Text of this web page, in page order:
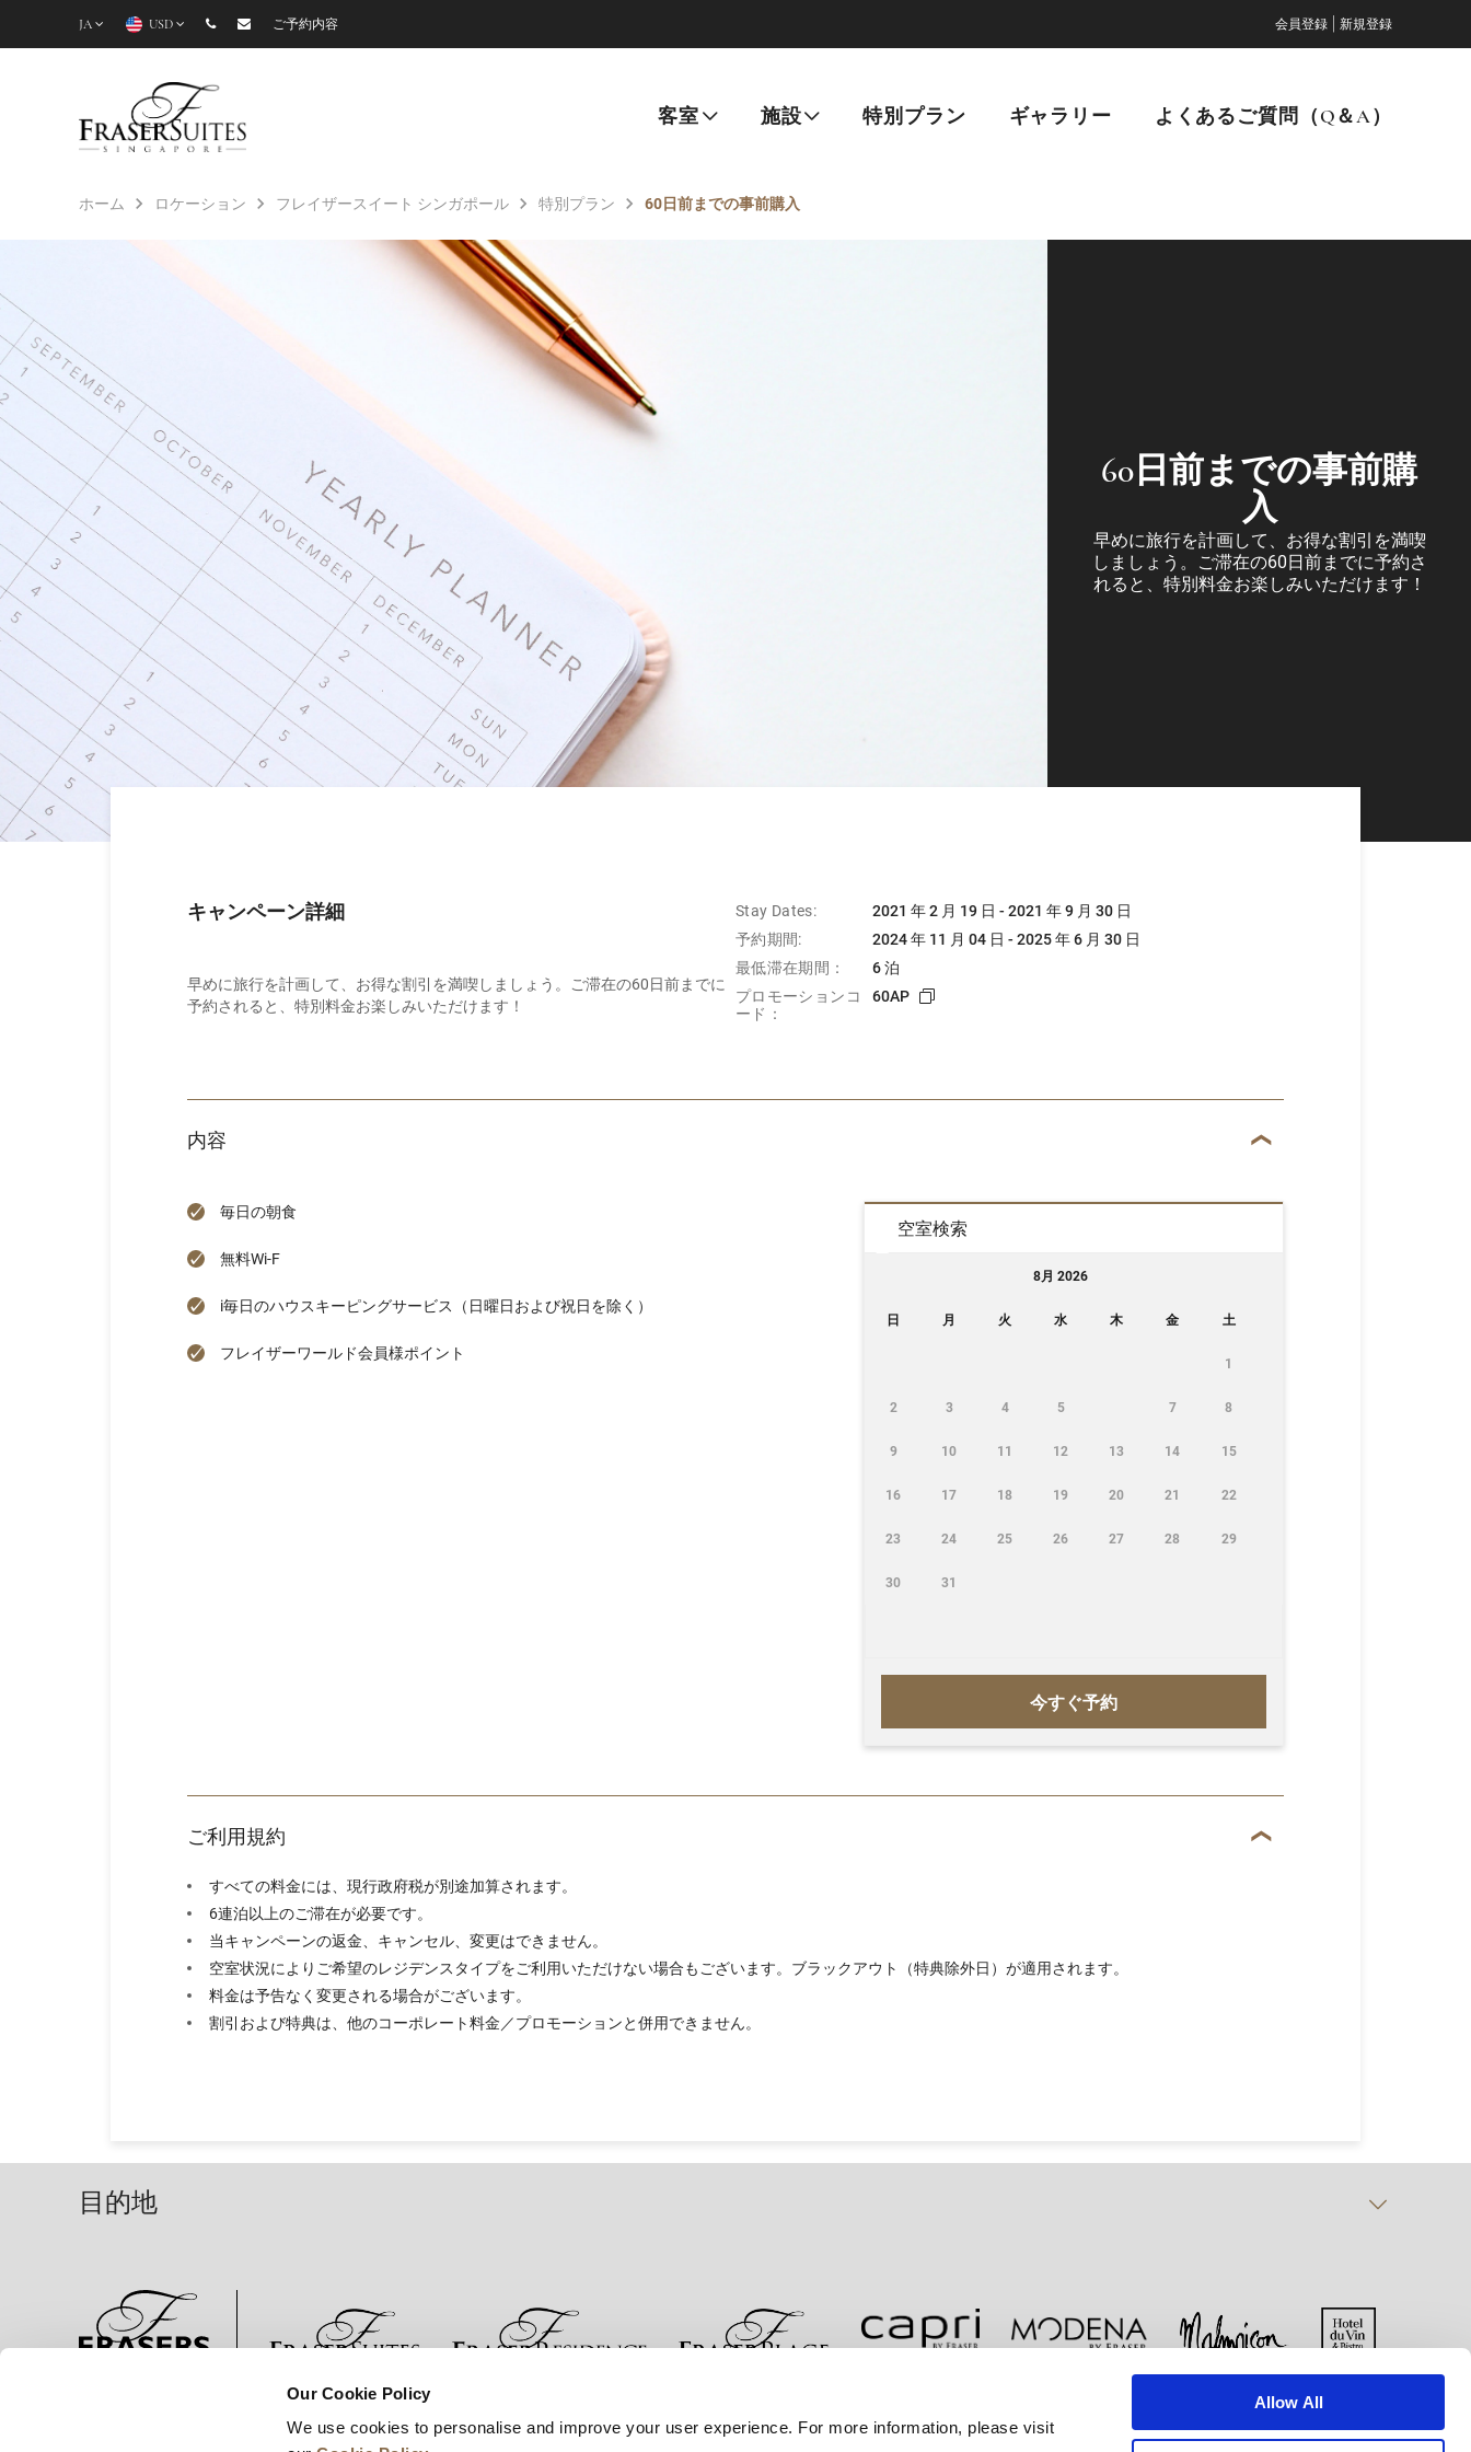
Our Cookie Policy
We use cookies to personalise and improve your user experience. For more information, please visit
Allow All
JA USD ご予約内容 会員登録 新規登録
客室 施設 特別プラン ギャラリー よくあるご質問（Q＆A）
ホーム ロケーション フレイザースイート シンガポール 特別プラン 60日前までの事前購入
60日前までの事前購
入
早めに旅行を計画して、お得な割引を満喫
しましょう。ご滞在の60日前までに予約さ
れると、特別料金お楽しみいただけます！
キャンペーン詳細
早めに旅行を計画して、お得な割引を満喫しましょう。ご滞在の60日前までに
予約されると、特別料金お楽しみいただけます！
Stay Dates:
2021 年 2 月 19 日 - 2021 年 9 月 30 日
予約期間:
2024 年 11 月 04 日 - 2025 年 6 月 30 日
最低滞在期間：
6 泊
プロモーションコ
ード：
60AP
内容
毎日の朝食
無料Wi-F
i毎日のハウスキーピングサービス（日曜日および祝日を除く）
フレイザーワールド会員様ポイント
空室検索
今すぐ予約
8月 2026
日 月 火 水 木 金 土
1
2 3 4 5 7 8
9 10 11 12 13 14 15
16 17 18 19 20 21 22
23 24 25 26 27 28 29
30 31
ご利用規約
すべての料金には、現行政府税が別途加算されます。
6連泊以上のご滞在が必要です。
当キャンペーンの返金、キャンセル、変更はできません。
空室状況によりご希望のレジデンスタイプをご利用いただけない場合もございます。ブラックアウト（特典除外日）が適用されます。
料金は予告なく変更される場合がございます。
割引および特典は、他のコーポレート料金／プロモーションと併用できません。
目的地
事業展開 キャリア お問い合わせ ベストレート保証 プライバシーポリシー クッキー宣言